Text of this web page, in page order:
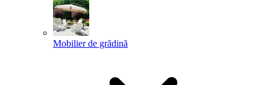
Mobilier de grădină